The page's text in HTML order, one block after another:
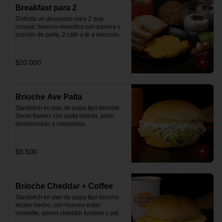
Breakfast para 2
Disfruta un desayuno para 2 que
incluye: huevos revueltos con panera y
porción de palta, 2 café o té a elección, 2
hecha en casa, un mini brownie y galleta
de avena para compartir.
$20.000
Brioche Ave Palta
Sándwich en pan de papa tipo brioche
Street Bakers con palta molida, pollo
desmechado y mayonesa.
$8.500
Brioche Cheddar + Coffee
Sándwich en pan de papa tipo brioche
recién hecho, con huevos estilo
omelette, queso cheddar fundido y palta,